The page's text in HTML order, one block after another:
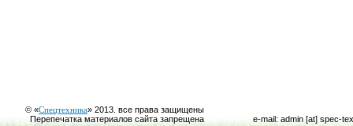
© «Спецтехника» 2013. все права защищены
Перепечатка материалов сайта запрещена
e-mail: admin [at] spec-